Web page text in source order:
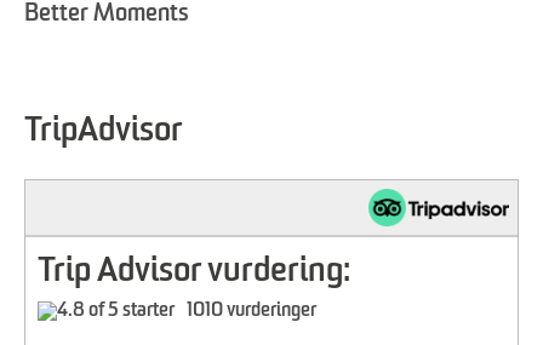
Better Moments
TripAdvisor
Trip Advisor vurdering:
1010 vurderinger